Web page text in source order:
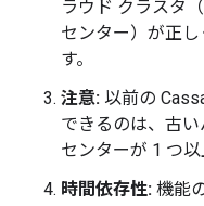
ラウド クラスタ
センター）が正
す。
注意: 以前の
できるのは、古
センターが 1 つ以
時間依存性: 機能